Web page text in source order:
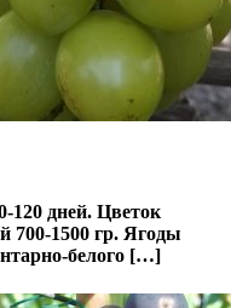
120 дней. Цветок
700-1500 гр. Ягоды
белого […]